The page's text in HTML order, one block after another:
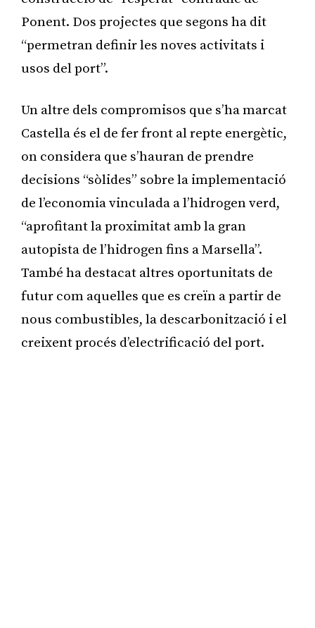
Ponent. Dos projectes que segons ha dit
“permetran definir les noves activitats i
usos del port”.
Un altre dels compromisos que s’ha marcat
Castella és el de fer front al repte energètic,
on considera que s’hauran de prendre
decisions “sòlides” sobre la implementació
de l’economia vinculada a l’hidrogen verd,
“aprofitant la proximitat amb la gran
autopista de l’hidrogen fins a Marsella”.
També ha destacat altres oportunitats de
futur com aquelles que es creïn a partir de
nous combustibles, la descarbonització i el
creixent procés d’electrificació del port.